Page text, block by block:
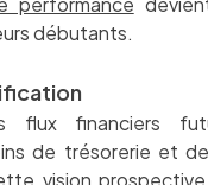
débutants.
flux financiers
de trésorerie et